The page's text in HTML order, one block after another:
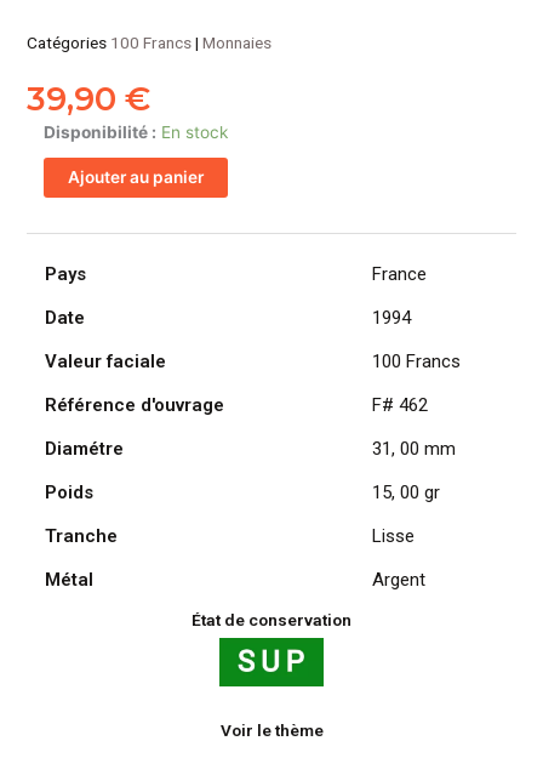
Catégories 100 Francs|Monnaies
39,90€
Disponibilité : En stock
quantité
de
FRANCE,
de
100
1994,
Paris
Argent
Ajouter au panier
Pays
France
Date
1994
Valeur faciale
100 Francs
Référence d'ouvrage
F# 462
Diamétre
31, 00 mm
Poids
15, 00 gr
Tranche
Lisse
Métal
Argent
État de conservation
Voir le thème